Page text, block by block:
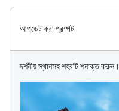
আপডেট করা প্রম্পট
দর্শনীয় স্থানসহ শহরটি শনাক্ত করুন।